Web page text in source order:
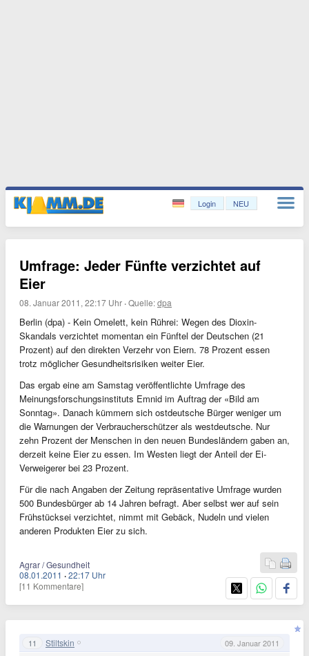
Login NEU
Umfrage: Jeder Fünfte verzichtet auf
Eier
08. Januar 2011, 22:17 Uhr ·Quelle:dpa
Berlin (dpa) - Kein Omelett, kein Rührei: Wegen des Dioxin-
Skandals verzichtet momentan ein Fünftel der Deutschen (21
Prozent) auf den direkten Verzehr von Eiern. 78 Prozent essen
trotz möglicher Gesundheitsrisiken weiter Eier.
Das ergab eine am Samstag veröffentlichte Umfrage des
Meinungsforschungsinstituts Emnid im Auftrag der «Bild am
Sonntag». Danach kümmern sich ostdeutsche Bürger weniger um
die Warnungen der Verbraucherschützer als westdeutsche. Nur
zehn Prozent der Menschen in den neuen Bundesländern gaben an,
derzeit keine Eier zu essen. Im Westen liegt der Anteil der Ei-
Verweigerer bei 23 Prozent.
Für die nach Angaben der Zeitung repräsentative Umfrage wurden
500 Bundesbürger ab 14 Jahren befragt. Aber selbst wer auf sein
Frühstücksei verzichtet, nimmt mit Gebäck, Nudeln und vielen
anderen Produkten Eier zu sich.
Agrar / Gesundheit
08.01.2011 ·22:17 Uhr
[11 Kommentare]
11 Stiltskin 09. Januar 2011